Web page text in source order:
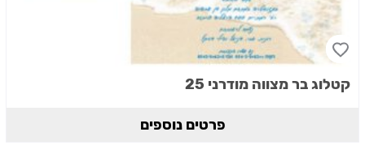
קטלוג בר מצווה מודרני 25
פרטים נוספים